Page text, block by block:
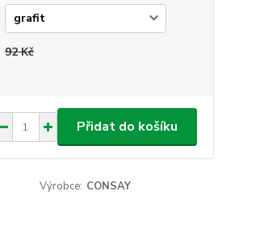
92 Kč
Přidat do košíku
Výrobce: CONSAY